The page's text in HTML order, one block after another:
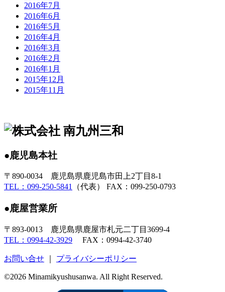
2016年7月
2016年6月
2016年5月
2016年4月
2016年3月
2016年2月
2016年1月
2015年12月
2015年11月
●鹿児島本社
〒890-0034 鹿児島県鹿児島市田上2丁目8-1
TEL：099-250-5841
（代表） FAX：099-250-0793
●鹿屋営業所
〒893-0013 鹿児島県鹿屋市札元二丁目3699-4
TEL：0994-42-3929 FAX：0994-42-3740
お問い合せ プライバシーポリシー
©2026 Minamikyushusanwa. All Right Reserved.